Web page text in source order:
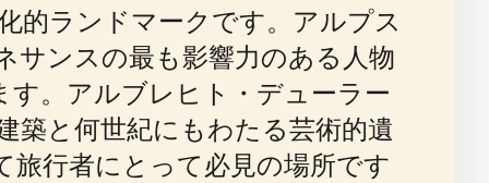
的ランドマークです。アルプス
サンスの最も影響力のある人物
す。アルブレヒト・デューラー
築と何世紀にもわたる芸術的遺
旅行者にとって必見の場所です